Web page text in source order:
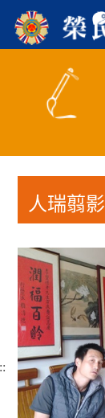
主
人瑞翦影